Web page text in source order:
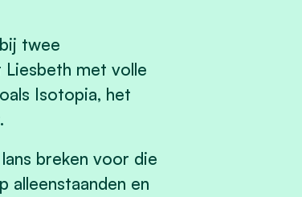
twee
Liesbeth met volle
Isotopia, het
breken voor die
alleenstaanden en